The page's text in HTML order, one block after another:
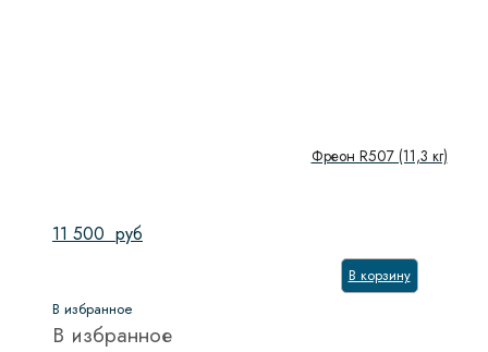
Фреон R507 (11,3 кг)
11 500 руб
В корзину
В избранное
В избранное